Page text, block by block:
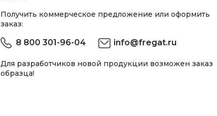
Получить коммерческое предложение или оформить
заказ:
8 800 301-96-04 info@fregat.ru
Для разработчиков новой продукции возможен заказ
образца!